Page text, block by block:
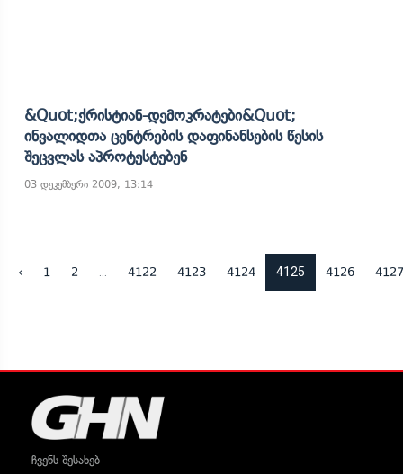
&quot;ქრისტიან-Დემოკრატები&quot;
Ინვალიდთა Ცენტრების Დაფინანსების Წესის
Შეცვლას Აპროტესტებენ
03 დეკემბერი 2009, 13:14
‹ 1 2 4122 4123 4124 4125 4126 4127
ჩვენს შესახებ